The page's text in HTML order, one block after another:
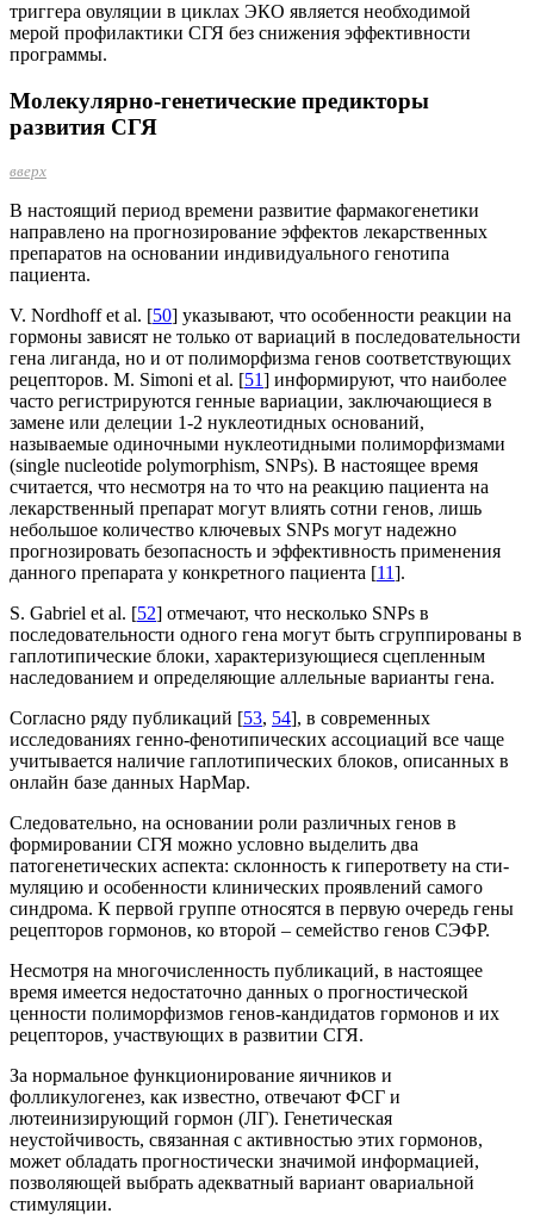
триггера овуляции в циклах ЭКО является необходимой
мерой профилактики СГЯ без снижения эффективности
программы.
Молекулярно-генетические предикторы
развития СГЯ
вверх
В настоящий период времени развитие фармакогенетики
направлено на прогнозирование эффектов лекарственных
препаратов на основании индивидуального генотипа
пациента.
V. Nordhoff et al. [50] указывают, что особенности реакции на
гормоны зависят не только от вариаций в последовательности
гена лиганда, но и от полиморфизма генов соответствующих
рецепторов. M. Simoni et al. [51] информируют, что наиболее
часто регистрируются генные вариации, заключающиеся в
замене или делеции 1-2 нуклеотидных основа­ний,
называемые одиночными нуклеотидными полиморфизмами
(single nucleotide polymorphism, SNPs). В настоящее время
считает­ся, что несмотря на то что на реакцию пациента на
лекарственный препарат могут влиять сотни генов, лишь
небольшое количество ключевых SNPs могут надежно
прогнозировать безопасность и эффективность применения
данного препарата у конкретного пациента [11].
S. Gabriel et al. [52] отмечают, что несколько SNPs в
последовательности одного гена могут быть сгруппированы в
гаплотипические блоки, характеризующиеся сцепленным
наследованием и определяющие аллельные вари­анты гена.
Согласно ряду публикаций [53, 54], в современных
исследованиях генно-фенотипических ассоциаций все чаще
учитывается наличие гаплотипических блоков, описанных в
онлайн базе данных НарМар.
Следовательно, на основании роли различных генов в
формировании СГЯ можно условно выделить два
патогенетичес­ких аспекта: склонность к гиперответу на сти­
муляцию и особенности клинических проявлений самого
синдрома. К первой группе относятся в первую очередь гены
рецепторов гормонов, ко вто­рой – семейство генов СЭФР.
Несмотря на многочисленность публикаций, в настоящее
время имеется недостаточно данных о прогностической
ценности полиморфизмов ­генов-кандидатов гормонов и их
рецепторов, участвующих в развитии СГЯ.
За нормальное функционирование яичников и
фолликулогенез, как известно, отвечают ФСГ и
лютеинизирующий гормон (ЛГ). Генетическая
неустойчивость, связанная с активностью этих гормонов,
может обладать прогностически значимой информацией,
позволяющей выбрать адекватный вариант овариальной
стимуляции.